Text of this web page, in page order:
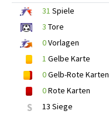
31 Spiele
3 Tore
0Vorlagen
1 Gelbe Karte
0Gelb-Rote Karten
0Rote Karten
S 13 Siege